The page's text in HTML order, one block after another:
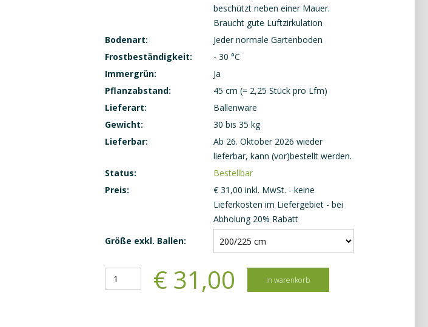
beschützt neben einer Mauer.
Braucht gute Luftzirkulation
Bodenart:
Jeder normale Gartenboden
Frostbeständigkeit:
- 30 °C
Immergrün:
Ja
Pflanzabstand:
45 cm (= 2,25 Stück pro Lfm)
Lieferart:
Ballenware
Gewicht:
30 bis 35 kg
Lieferbar:
Ab 26. Oktober 2026 wieder
lieferbar, kann (vor)bestellt werden.
Status:
Bestellbar
Preis:
€31 ,00 inkl. MwSt. - keine
Lieferkosten im Liefergebiet - bei
Abholung 20% Rabatt
Größe exkl. Ballen:
€ 31,00 In warenkorb